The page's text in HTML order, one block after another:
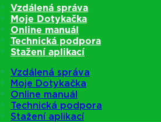
Vzdálená správa
Moje Dotykačka
Online manuál
Technická podpora
Stažení aplikací
Vzdálená správa
Moje Dotykačka
Online manuál
Technická podpora
Stažení aplikací